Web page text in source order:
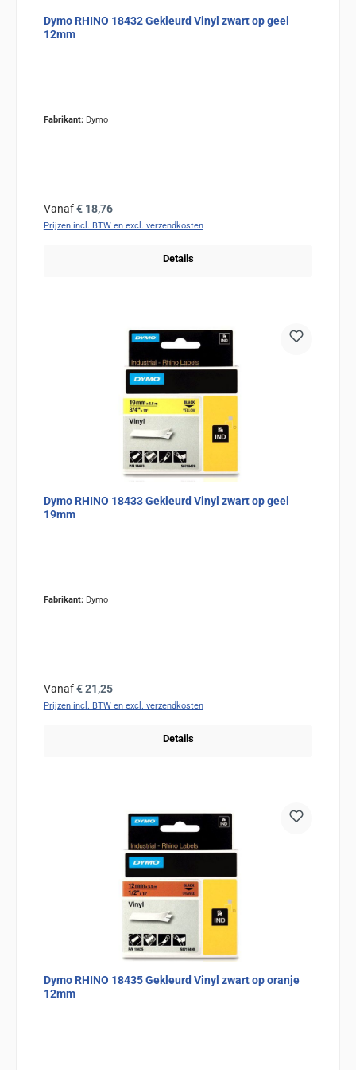
Dymo RHINO 18432 Gekleurd Vinyl zwart op geel
12mm
Fabrikant: Dymo
Normale prijs:
Vanaf€ 18,76
Prijzen incl. BTW en excl. verzendkosten
Details
Dymo RHINO 18433 Gekleurd Vinyl zwart op geel
19mm
Fabrikant: Dymo
Normale prijs:
Vanaf€ 21,25
Prijzen incl. BTW en excl. verzendkosten
Details
Dymo RHINO 18435 Gekleurd Vinyl zwart op oranje
12mm